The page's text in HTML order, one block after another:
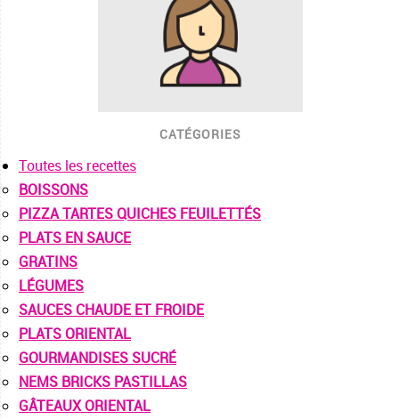
CATÉGORIES
Toutes les recettes
BOISSONS
PIZZA TARTES QUICHES FEUILETTÉS
PLATS EN SAUCE
GRATINS
LÉGUMES
SAUCES CHAUDE ET FROIDE
PLATS ORIENTAL
GOURMANDISES SUCRÉ
NEMS BRICKS PASTILLAS
GÂTEAUX ORIENTAL